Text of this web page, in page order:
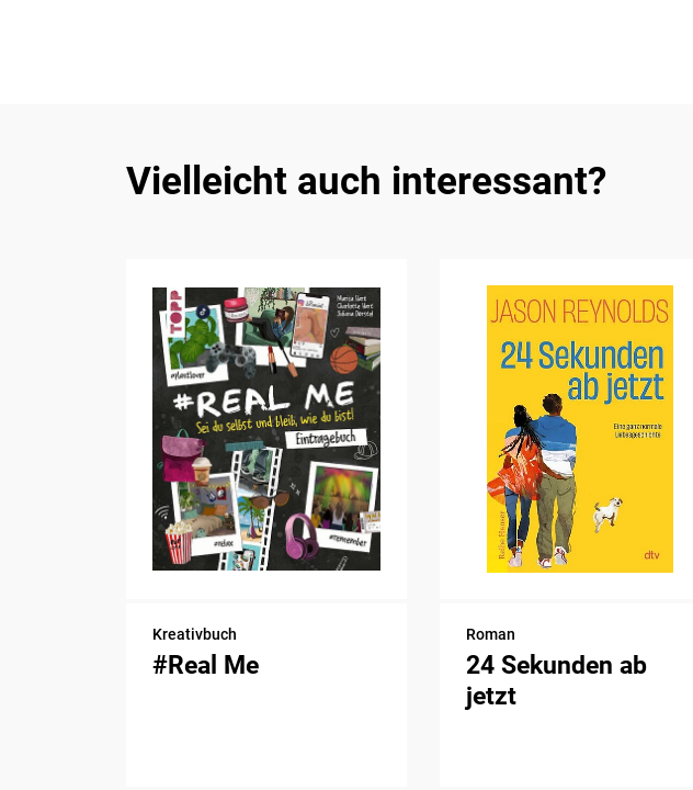
Vielleicht auch interessant?
Kreativbuch
#Real Me
Roman
24 Sekunden ab
jetzt